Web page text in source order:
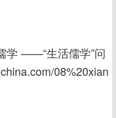
学 ——“生活儒学”问
08%20xian